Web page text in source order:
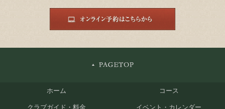
ホーム コース
クラブガイド・料金 イベント・カレンダー